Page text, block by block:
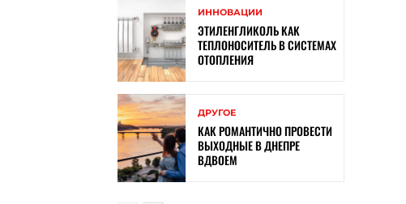
ИННОВАЦИИ
ЭТИЛЕНГЛИКОЛЬ КАК
ТЕПЛОНОСИТЕЛЬ В СИСТЕМАХ
ОТОПЛЕНИЯ
ДРУГОЕ
КАК РОМАНТИЧНО ПРОВЕСТИ
ВЫХОДНЫЕ В ДНЕПРЕ
ВДВОЕМ